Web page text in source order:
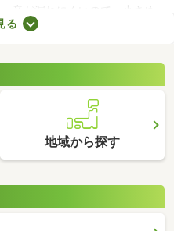
音が漏れにくいので、小さめ
くいでしょう。物件によって
る
地域から探す